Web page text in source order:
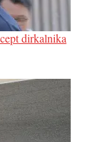
dirkalnika